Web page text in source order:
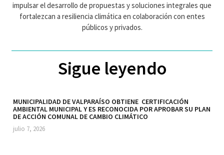
impulsar el desarrollo de propuestas y soluciones integrales que
fortalezcan a resiliencia climática en colaboración con entes
públicos y privados.
Sigue leyendo
MUNICIPALIDAD DE VALPARAÍSO OBTIENE CERTIFICACIÓN
AMBIENTAL MUNICIPAL Y ES RECONOCIDA POR APROBAR SU PLAN
DE ACCIÓN COMUNAL DE CAMBIO CLIMÁTICO
julio 7, 2026